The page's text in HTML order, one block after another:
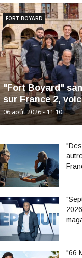
"Fort Boyard"
sur France 2,
06 août 2026 - 11:10
FORT BOYARD
"66